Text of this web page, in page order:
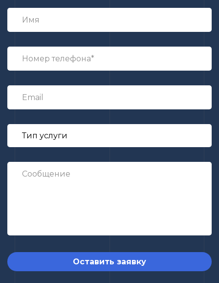
Оставить заявку